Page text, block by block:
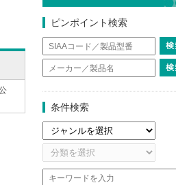
ピンポイント検索
条件検索